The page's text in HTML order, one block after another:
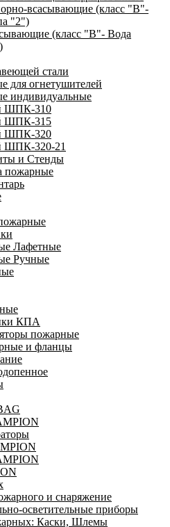
всасывающие (класс "В"-
"2")
(класс "В"- Вода
стали
огнетушителей
индивидуальные
ШПК-310
ШПК-315
ШПК-320
ШПК-320-21
и Стенды
пожарные
Лафетные
Ручные
КПА
пожарные
и фланцы
и снаряжение
осветительные приборы
Каски, Шлемы